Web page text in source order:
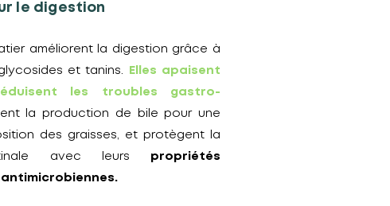
le digestion
améliorent la digestion grâce à
et tanins.
Elles apaisent
les troubles gastro-
la production de bile pour une
des graisses, et protègent la
avec leurs propriétés